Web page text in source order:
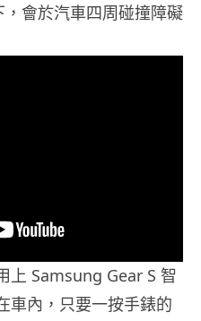
會於汽車四周碰撞障礙
上 Samsung Gear S 智
車內，只要一按手錶的